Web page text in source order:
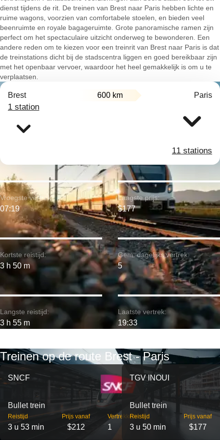
dienst tijdens de rit. De treinen van Brest naar Paris hebben lichte en
ruime wagons, voorzien van comfortabele stoelen, en bieden veel
beenruimte en royale bagageruimte. Grote panoramische ramen zijn
perfect om het spectaculaire uitzicht onderweg te bewonderen. Een
andere reden om te kiezen voor een treinrit van Brest naar Paris is dat
de treinstations dicht bij de stadscentra liggen en goed bereikbaar zijn
met het openbaar vervoer, waardoor het heel gemakkelijk is om u te
verplaatsen.
Brest 600 km Paris
1 station
11 stations
Kortste reistijd:
3 h 50 m
Vroegste vertrek:
07:19
Langste reistijd:
3 h 55 m
Laagste prijs:
$177
Gem. dagelijks vertrek:
5
Laatste vertrek:
19:33
Treinen op de route Brest - Paris
SNCF
Bullet trein
Reistijd
3 u 53 min
Prijs vanaf
$212
Vertrekken
1
TGV INOUI
Bullet trein
Reistijd
3 u 50 min
Prijs vanaf
$177